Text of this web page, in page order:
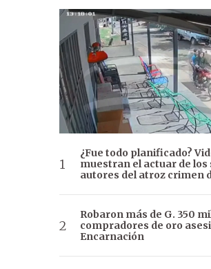
¿Fue todo planificado?
muestran el actuar de los
autores del atroz crimen
Robaron más de G. 350
compradores de oro
Encarnación